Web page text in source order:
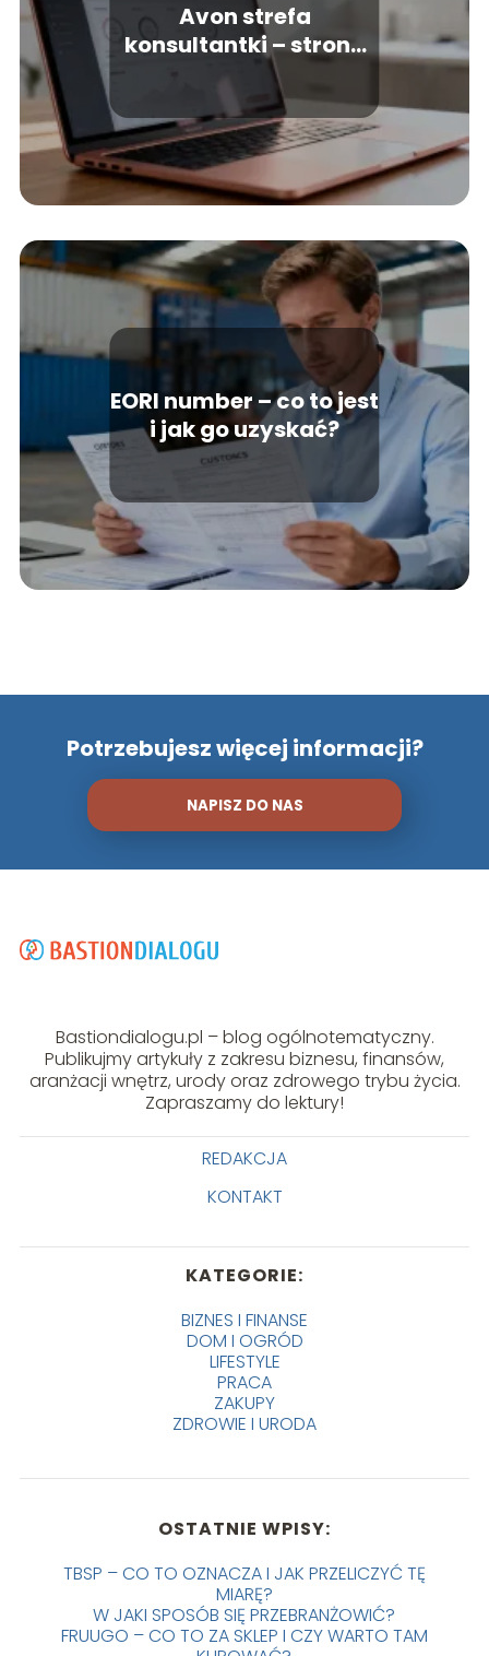
Avon strefa
konsultantki – strona
logowania i
najważniejsze funkcje
EORI number – co to jest
i jak go uzyskać?
Potrzebujesz więcej informacji?
NAPISZ DO NAS
Bastiondialogu.pl – blog ogólnotematyczny.
Publikujmy artykuły z zakresu biznesu, finansów,
aranżacji wnętrz, urody oraz zdrowego trybu życia.
Zapraszamy do lektury!
REDAKCJA
KONTAKT
KATEGORIE:
BIZNES I FINANSE
DOM I OGRÓD
LIFESTYLE
PRACA
ZAKUPY
ZDROWIE I URODA
OSTATNIE WPISY:
TBSP – CO TO OZNACZA I JAK PRZELICZYĆ TĘ
MIARĘ?
W JAKI SPOSÓB SIĘ PRZEBRANŻOWIĆ?
FRUUGO – CO TO ZA SKLEP I CZY WARTO TAM